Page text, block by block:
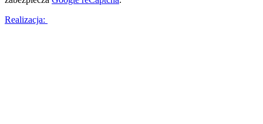
Realizacja: